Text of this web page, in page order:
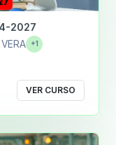
2027
+1
VER CURSO